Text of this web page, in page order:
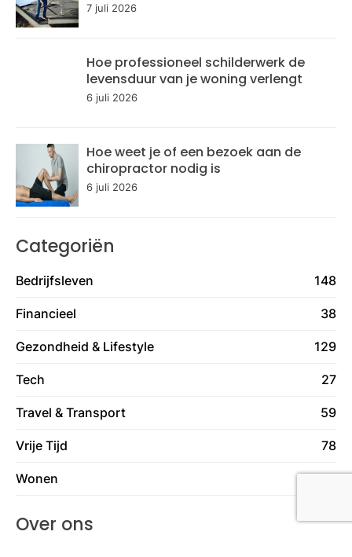
7 juli 2026
Hoe professioneel schilderwerk de
levensduur van je woning verlengt
6 juli 2026
Hoe weet je of een bezoek aan de
chiropractor nodig is
6 juli 2026
Categoriën
Bedrijfsleven 148
Financieel 38
Gezondheid & Lifestyle 129
Tech 27
Travel & Transport 59
Vrije Tijd 78
Wonen 130
Over ons